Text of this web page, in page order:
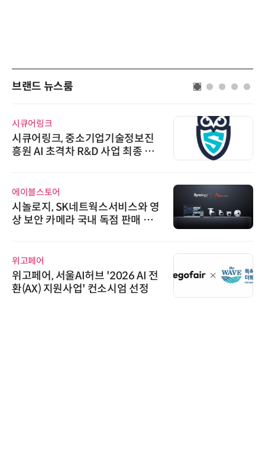
브랜드 뉴스룸
시큐어링크
시큐어링크, 중소기업기술정보진
흥원 AI 초격차 R&D 사업 최종 선
에이블스토어
시놀로지, SK네트웍스서비스와 영
상 보안 카메라 국내 독점 판매 파
위고페어
위고페어, 서울AI허브 '2026 AI 전
환(AX) 지원사업' 컨소시엄 선정